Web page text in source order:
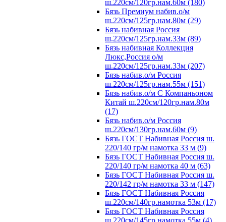
ш.220см/120гр.нам.60м (180)
Бязь Премиум набив.о/м
ш.220см/125гр.нам.80м (29)
Бязь набивная Россия
ш.220см/125гр.нам.33м (89)
Бязь набивная Коллекция
Люкс,Россия о/м
ш.220см/125гр.нам.33м (207)
Бязь набив.о/м Россия
ш.220см/125гр.нам.55м (151)
Бязь набив.о/м С Компаньоном
Китай ш.220см/120гр.нам.80м
(17)
Бязь набив.о/м Россия
ш.220см/130гр.нам.60м (9)
Бязь ГОСТ Набивная Россия ш.
220/140 гр/м намотка 33 м (9)
Бязь ГОСТ Набивная Россия ш.
220/140 гр/м намотка 40 м (63)
Бязь ГОСТ Набивная Россия ш.
220/142 гр/м намотка 33 м (147)
Бязь ГОСТ Набивная Россия
ш.220см/140гр.намотка 53м (17)
Бязь ГОСТ Набивная Россия
ш.220см/145гр.намотка 55м (4)